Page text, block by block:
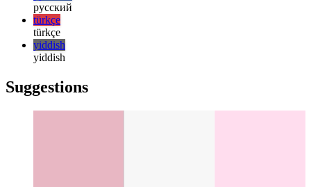
日本語
한국어
한국어
русский
русский
türkçe
yiddish